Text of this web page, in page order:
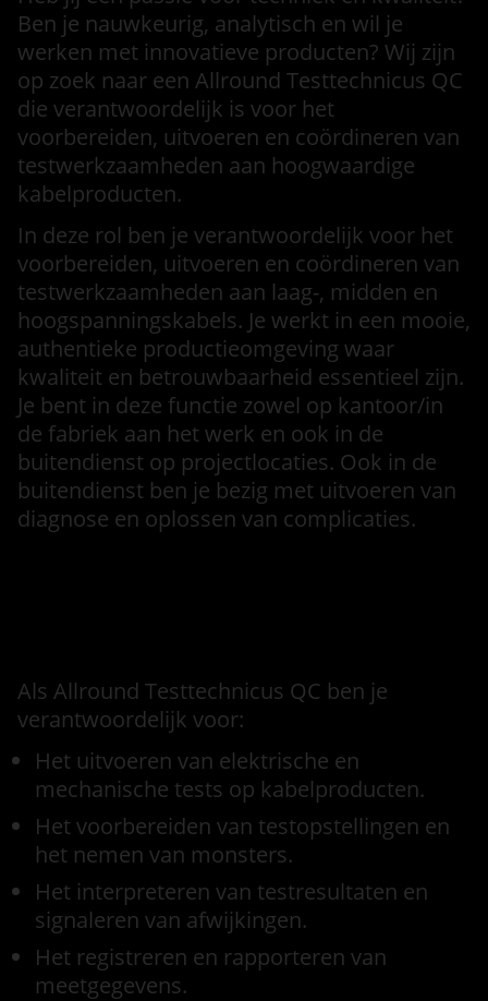
Ben je nauwkeurig, analytisch en wil je
werken met innovatieve producten? Wij zijn
op zoek naar een Allround Testtechnicus QC
die verantwoordelijk is voor het
voorbereiden, uitvoeren en coördineren van
testwerkzaamheden aan hoogwaardige
kabelproducten.
In deze rol ben je verantwoordelijk voor het
voorbereiden, uitvoeren en coördineren van
testwerkzaamheden aan laag-, midden en
hoogspanningskabels. Je werkt in een mooie,
authentieke productieomgeving waar
kwaliteit en betrouwbaarheid essentieel zijn.
Je bent in deze functie zowel op kantoor/in
de fabriek aan het werk en ook in de
buitendienst op projectlocaties. Ook in de
buitendienst ben je bezig met uitvoeren van
diagnose en oplossen van complicaties.
Als Allround Testtechnicus QC ben je
verantwoordelijk voor:
Het uitvoeren van elektrische en
mechanische tests op kabelproducten.
Het voorbereiden van testopstellingen en
het nemen van monsters.
Het interpreteren van testresultaten en
signaleren van afwijkingen.
Het registreren en rapporteren van
meetgegevens.